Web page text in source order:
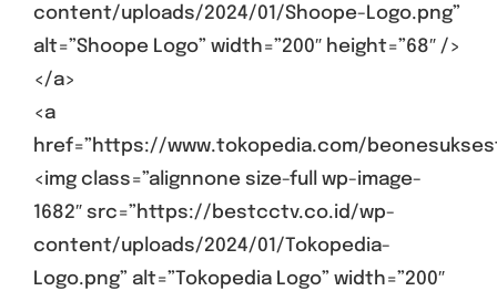
content/uploads/2024/01/Shoope-Logo.png”
alt=”Shoope Logo” width=”200″ height=”68″ />
</a>
<a
href=”https://www.tokopedia.com/
<img class=”alignnone size-full wp-image-
1682″ src=”https://bestcctv.co.id/wp-
content/uploads/2024/01/Tokopedia-
Logo.png” alt=”Tokopedia Logo” width=”200″